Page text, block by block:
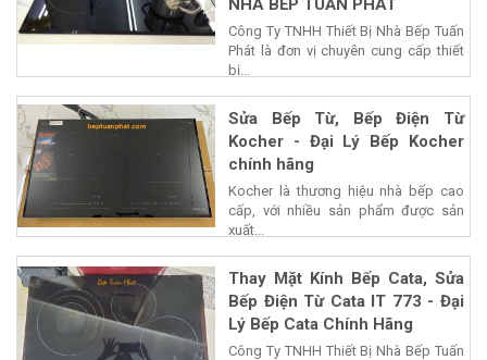
Công Ty TNHH Thiết Bị Nhà Bếp Tuấn
Phát là đơn vị chuyên cung cấp thiết
bị...
Sửa Bếp Từ, Bếp Điện Từ
Kocher - Đại Lý Bếp Kocher
chính hãng
Kocher là thương hiệu nhà bếp cao
cấp, với nhiều sản phẩm được sản
xuất...
Thay Mặt Kính Bếp Cata, Sửa
Bếp Điện Từ Cata IT 773 - Đại
Lý Bếp Cata Chính Hãng
Công Ty TNHH Thiết Bị Nhà Bếp Tuấn